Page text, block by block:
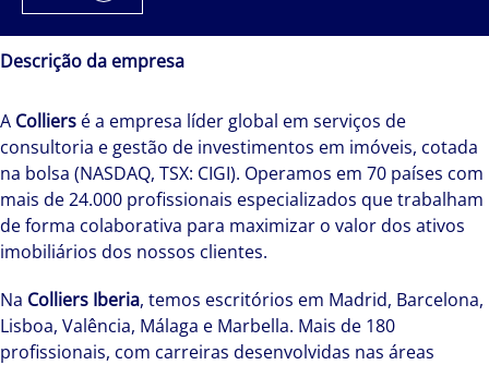
Descrição da empresa
A Colliers é a empresa líder global em serviços de
consultoria e gestão de investimentos em imóveis, cotada
na bolsa (NASDAQ, TSX: CIGI). Operamos em 70 países com
mais de 24.000 profissionais especializados que trabalham
de forma colaborativa para maximizar o valor dos ativos
imobiliários dos nossos clientes.
Na Colliers Iberia, temos escritórios em Madrid, Barcelona,
Lisboa, Valência, Málaga e Marbella. Mais de 180
profissionais, com carreiras desenvolvidas nas áreas